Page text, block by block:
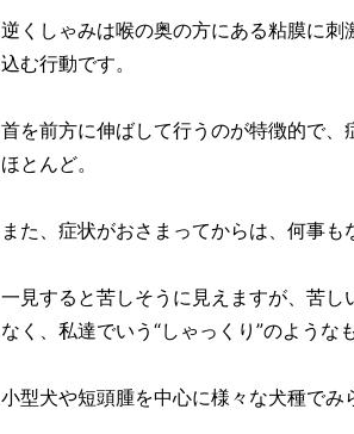
逆くしゃみは喉の奥の方にある粘膜に
込む行動です。
首を前方に伸ばして行うのが特徴的で
ほとんど。
また、症状がおさまってからは、何事も
一見すると苦しそうに見えますが、苦
なく、私達でいう“しゃっくり”のような
小型犬や短頭腫を中心に様々な犬種でみ